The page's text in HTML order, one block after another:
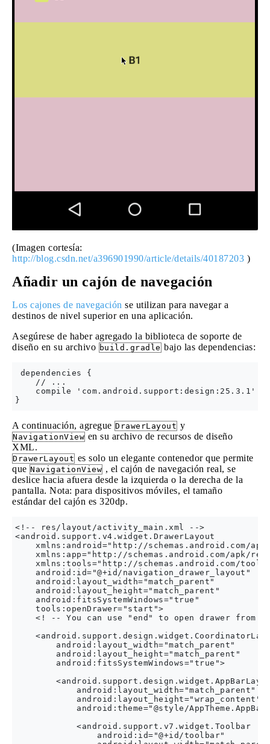
(Imagen cortesía:
http://blog.csdn.net/a396901990/article/details/40187203 )
Añadir un cajón de navegación
Los cajones de navegación se utilizan para navegar a
destinos de nivel superior en una aplicación.
Asegúrese de haber agregado la biblioteca de soporte de
diseño en su archivo build.gradle bajo las dependencias:
dependencies {
    // ...
    compile 'com.android.support:design:25.3.1'
A continuación, agregue DrawerLayout y
NavigationView en su archivo de recursos de diseño
XML.
DrawerLayout es solo un elegante contenedor que permite
que NavigationView , el cajón de navegación real, se
deslice hacia afuera desde la izquierda o la derecha de la
pantalla. Nota: para dispositivos móviles, el tamaño
estándar del cajón es 320dp.
<!-- res/layout/activity_main.xml -->
<android.support.v4.widget.DrawerLayout
xmlns:android="http://schemas.android.com/
xmlns:app="http://schemas.android.com/apk/
xmlns:tools="http://schemas.android.com/
    android:id="@+id/navigation_drawer_layout"
    android:layout_width="match_parent"
    android:layout_height="match_parent"
    android:fitsSystemWindows="true"
    tools:openDrawer="start">
<! -- You can use "end" to open drawer from
        android:layout_width="match_parent"
        android:layout_height="match_parent"
        android:fitsSystemWindows="true">
            android:layout_width="match_parent"
            android:layout_height="wrap_content"
android:theme="@style/
            <android.support.v7.widget.Toolbar
                android:id="@+id/toolbar"